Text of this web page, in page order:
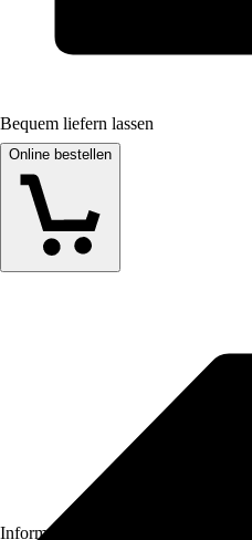
Bequem liefern lassen
Online bestellen
Informationen des Verkäufers, wie